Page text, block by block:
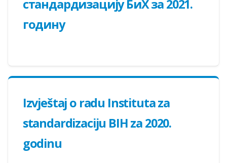
стандардизацију БиХ за 2021.
годину
Izvještaj o radu Instituta za
standardizaciju BIH za 2020.
godinu